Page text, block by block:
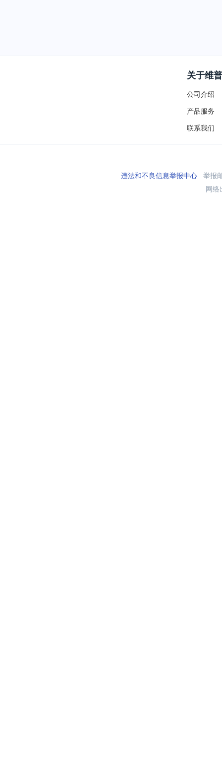
关于维普
公司介绍
产品服务
联系我们
违法和不良信息举报中心举报
网